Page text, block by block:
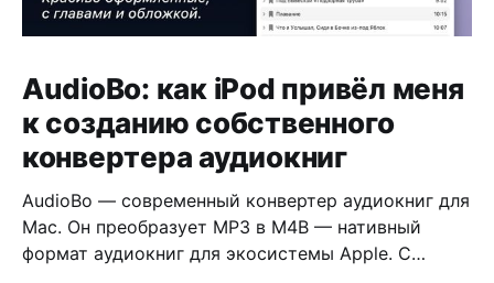
AudioBo: как iPod привёл меня
к созданию собственного
конвертера аудиокниг
AudioBo — современный конвертер аудиокниг для
Mac. Он преобразует MP3 в M4B — нативный
формат аудиокниг для экосистемы Apple. С